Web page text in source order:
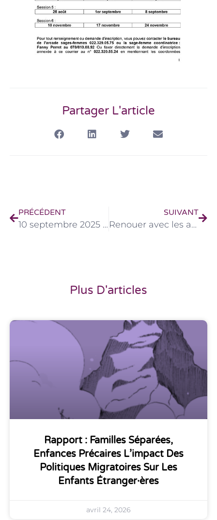
Partager L'article
PRÉCÉDENT
10 septembre 2025 – Formation d’une journée sur Le regroupement familial : Les difficultés de l’accompagnement des familles séparées
SUIVANT
Renouer avec les autres par le soin – Le Courrier – 23 décembre 2025
Plus D'articles
Rapport : Familles Séparées,
Enfances Précaires L’impact Des
Politiques Migratoires Sur Les
Enfants Étranger·ères
avril 24, 2026